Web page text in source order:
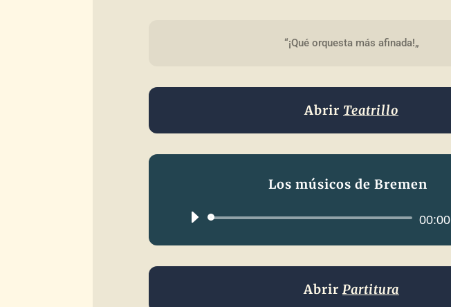
“¡Qué orquesta más afinada!„
Abrir Teatrillo
Los músicos de Bremen
Reproductor
00:00
AbrirPartitura